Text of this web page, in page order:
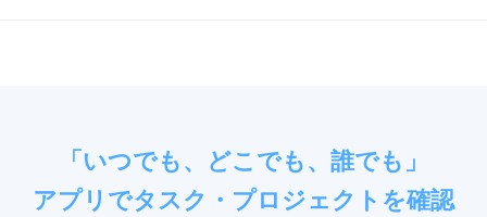
「いつでも、どこでも、誰でも」
アプリでタスク・プロジェクトを確認